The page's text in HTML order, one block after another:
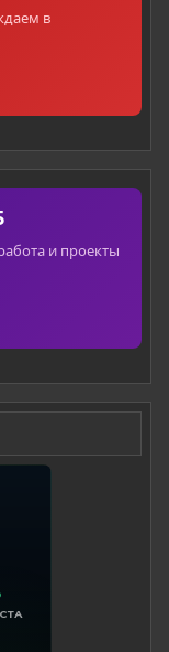
в
и проекты